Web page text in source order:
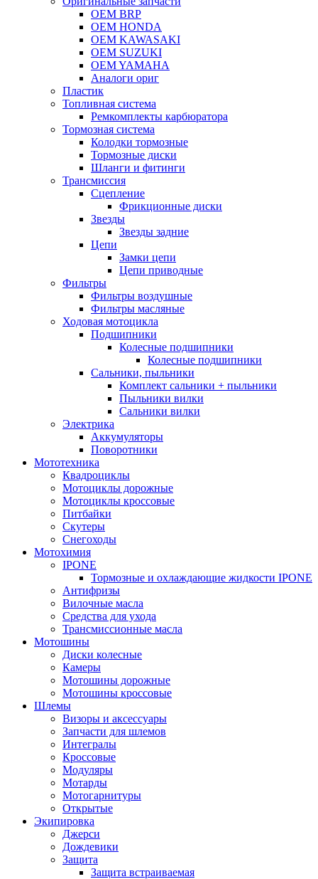
OEM BRP
OEM HONDA
OEM KAWASAKI
OEM SUZUKI
OEM YAMAHA
Аналоги ориг
Пластик
Топливная система
Ремкомплекты карбюратора
Тормозная система
Колодки тормозные
Тормозные диски
Шланги и фитинги
Трансмиссия
Cцепление
Фрикционные диски
Звезды
Звезды задние
Цепи
Замки цепи
Цепи приводные
Фильтры
Фильтры воздушные
Фильтры масляные
Ходовая мотоцикла
Подшипники
Колесные подшипники
Колесные подшипники
Сальники, пыльники
Комплект сальники + пыльники
Пыльники вилки
Сальники вилки
Электрика
Аккумуляторы
Поворотники
Мототехника
Квадроциклы
Мотоциклы дорожные
Мотоциклы кроссовые
Питбайки
Скутеры
Снегоходы
Мотохимия
IPONE
Тормозные и охлаждающие жидкости IPONE
Антифризы
Вилочные масла
Средства для ухода
Трансмиссионные масла
Мотошины
Диски колесные
Камеры
Мотошины дорожные
Мотошины кроссовые
Шлемы
Визоры и аксессуары
Запчасти для шлемов
Интегралы
Кроссовые
Модуляры
Мотарды
Мотогарнитуры
Открытые
Экипировка
Джерси
Дождевики
Защита
Защита встраиваемая